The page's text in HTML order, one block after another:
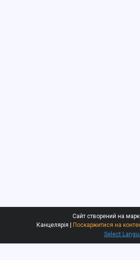
Сайт створений на
Канцелярiя | Поскаржитися на
Select